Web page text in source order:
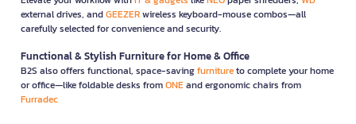
external drives, andGEEZERwireless keyboard-mouse combos—all
carefully selected for convenience and security.
Functional & Stylish Furniture for Home & Office
B2S also offers functional, space-savingfurnitureto complete your home
or office—like foldable desks fromONEand ergonomic chairs from
Furradec